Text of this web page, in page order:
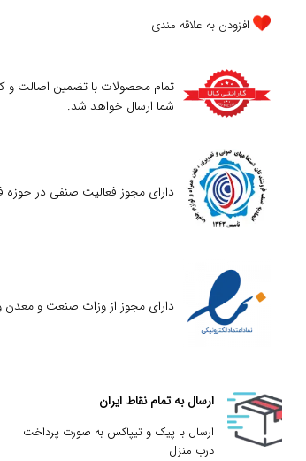
افزودن به علاقه مندی
تمام محصولات با تضمین اصالت و
شما ارسال خواهد شد.
دارای مجوز فعالیت صنفی در حوزه
دارای مجوز از وزات صنعت و معدن
ارسال به تمام نقاط ایران
ارسال با پیک و تیپاکس به صورت پرداخت
درب منزل